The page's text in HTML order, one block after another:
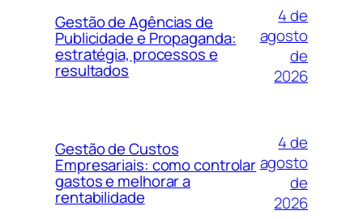
Gestão de Agências de
Publicidade e Propaganda:
estratégia, processos e
resultados
4 de
agosto
de
2026
Gestão de Custos
Empresariais: como controlar
gastos e melhorar a
rentabilidade
4 de
agosto
de
2026